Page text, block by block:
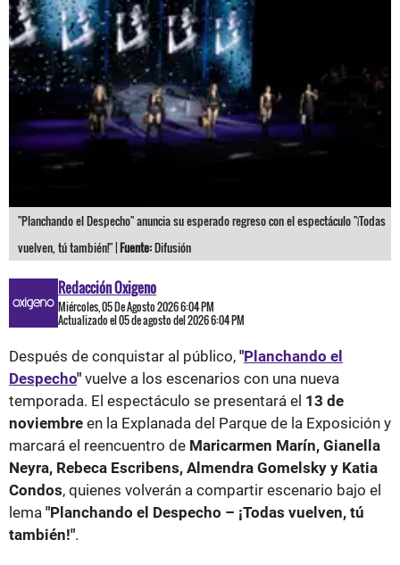
"Planchando el Despecho" anuncia su esperado regreso con el espectáculo "¡Todas
vuelven, tú también!" |Fuente:Difusión
Redacción Oxigeno
Miércoles, 05 De Agosto 2026 6:04 PM
Actualizado el 05 de agosto del 2026 6:04 PM
Después de conquistar al público, "Planchando el
Despecho" vuelve a los escenarios con una nueva
temporada. El espectáculo se presentará el 13 de
noviembre en la Explanada del Parque de la Exposición y
marcará el reencuentro de Maricarmen Marín, Gianella
Neyra, Rebeca Escribens, Almendra Gomelsky y Katia
Condos, quienes volverán a compartir escenario bajo el
lema "Planchando el Despecho – ¡Todas vuelven, tú
también!".